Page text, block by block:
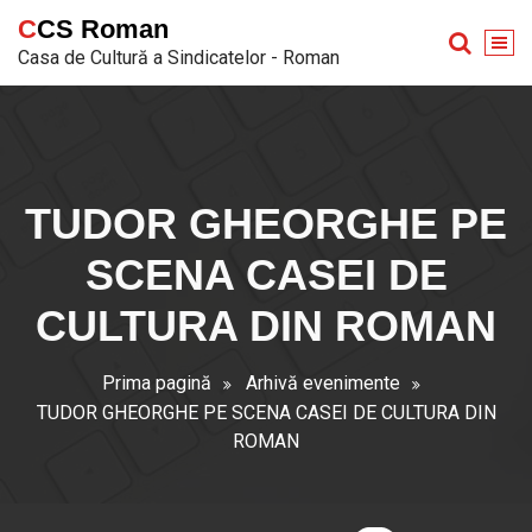
conținut
CCS Roman
Casa de Cultură a Sindicatelor - Roman
TUDOR GHEORGHE PE
SCENA CASEI DE
CULTURA DIN ROMAN
Prima pagină
Arhivă evenimente
TUDOR GHEORGHE PE SCENA CASEI DE CULTURA DIN
ROMAN